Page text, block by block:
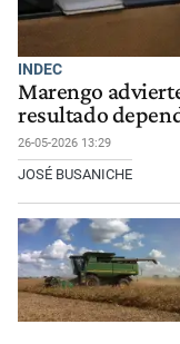
INDEC
Marengo
resultado
26-05-2026 13:29
JOSÉ BUSANICHE